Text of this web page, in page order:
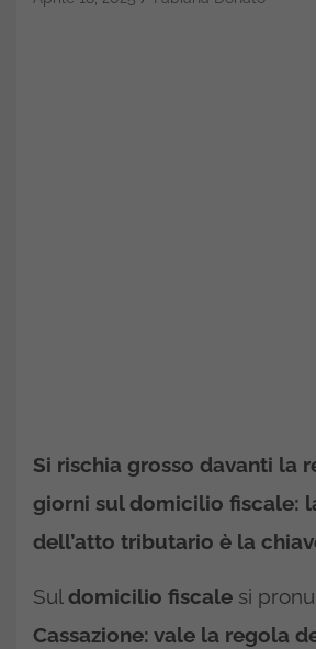
Si rischia grosso davanti la
giorni sul domicilio fiscale:
dell’atto tributario è la
Sul domicilio fiscale si
Cassazione: vale la regola